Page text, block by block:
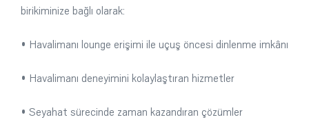
birikiminize bağlı olarak:
• Havalimanı lounge erişimi ile uçuş öncesi dinlenme imkânı
• Havalimanı deneyimini kolaylaştıran hizmetler
• Seyahat sürecinde zaman kazandıran çözümler